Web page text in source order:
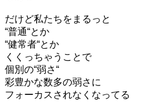
だけど私たちをまるっと
“普通“とか
“健常者“とか
くくっちゃうことで
個別の“弱さ“
彩豊かな数多の弱さに
フォーカスされなくなってる